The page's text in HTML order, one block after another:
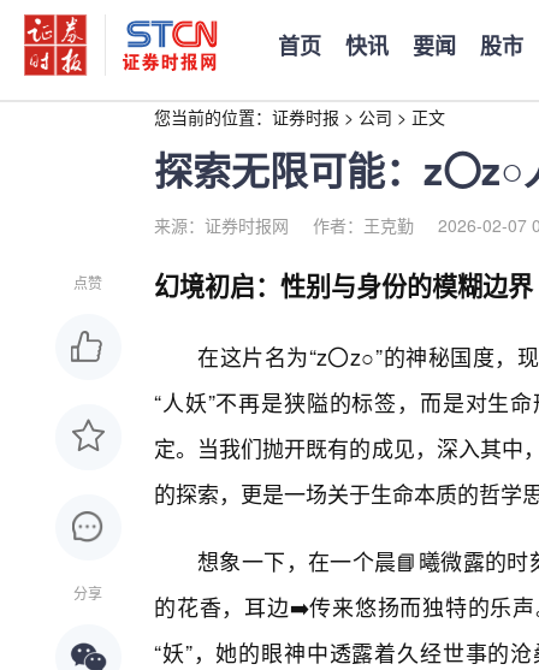
首页 快讯 要闻 股市
您当前的位置： 证券时报 > 公司 > 正文
探索无限可能：z〇
来源：证券时报网 作者：王克勤 2026-02-07
点赞
分享
幻境初启：性别与身份的模糊边界
在这片名为“z〇z○”的神秘国度，
“人妖”不再是狭隘的标签，而是对生
定。当我们抛开既有的成见，深入其中
的探索，更是一场关于生命本质的哲学
想象一下，在一个晨📘曦微露的
的花香，耳边➡️传来悠扬而独特的乐
“妖”，她的眼神中透露着久经世事的